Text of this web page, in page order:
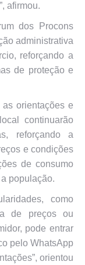
afirmou.
dos Procons
administrativa
reforçando a
de proteção e
orientações e
continuarão
reforçando a
e condições
de consumo
população.
como
de preços ou
pode entrar
pelo WhatsApp
orientou